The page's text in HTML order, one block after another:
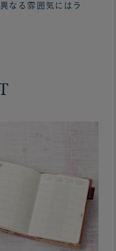
なる雰囲気にはラ